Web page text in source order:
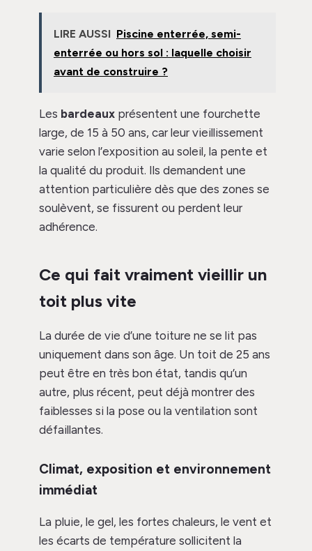
LIRE AUSSI Piscine enterrée, semi-
enterrée ou hors sol : laquelle choisir
avant de construire ?
Les bardeaux présentent une fourchette
large, de 15 à 50 ans, car leur vieillissement
varie selon l’exposition au soleil, la pente et
la qualité du produit. Ils demandent une
attention particulière dès que des zones se
soulèvent, se fissurent ou perdent leur
adhérence.
Ce qui fait vraiment vieillir un
toit plus vite
La durée de vie d’une toiture ne se lit pas
uniquement dans son âge. Un toit de 25 ans
peut être en très bon état, tandis qu’un
autre, plus récent, peut déjà montrer des
faiblesses si la pose ou la ventilation sont
défaillantes.
Climat, exposition et environnement
immédiat
La pluie, le gel, les fortes chaleurs, le vent et
les écarts de température sollicitent la